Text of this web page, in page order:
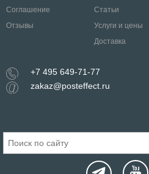
Соглашение
Отзывы
Статьи
Услуги и цены
Доставка
+7 495 649-71-77
zakaz@posteffect.ru